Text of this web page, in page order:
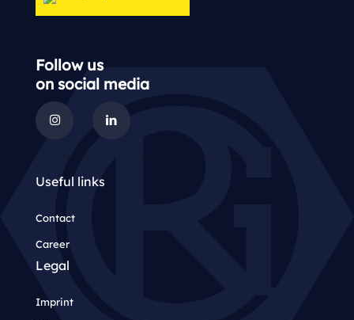
Follow us
on social media
Useful links
Contact
Career
Legal
Imprint